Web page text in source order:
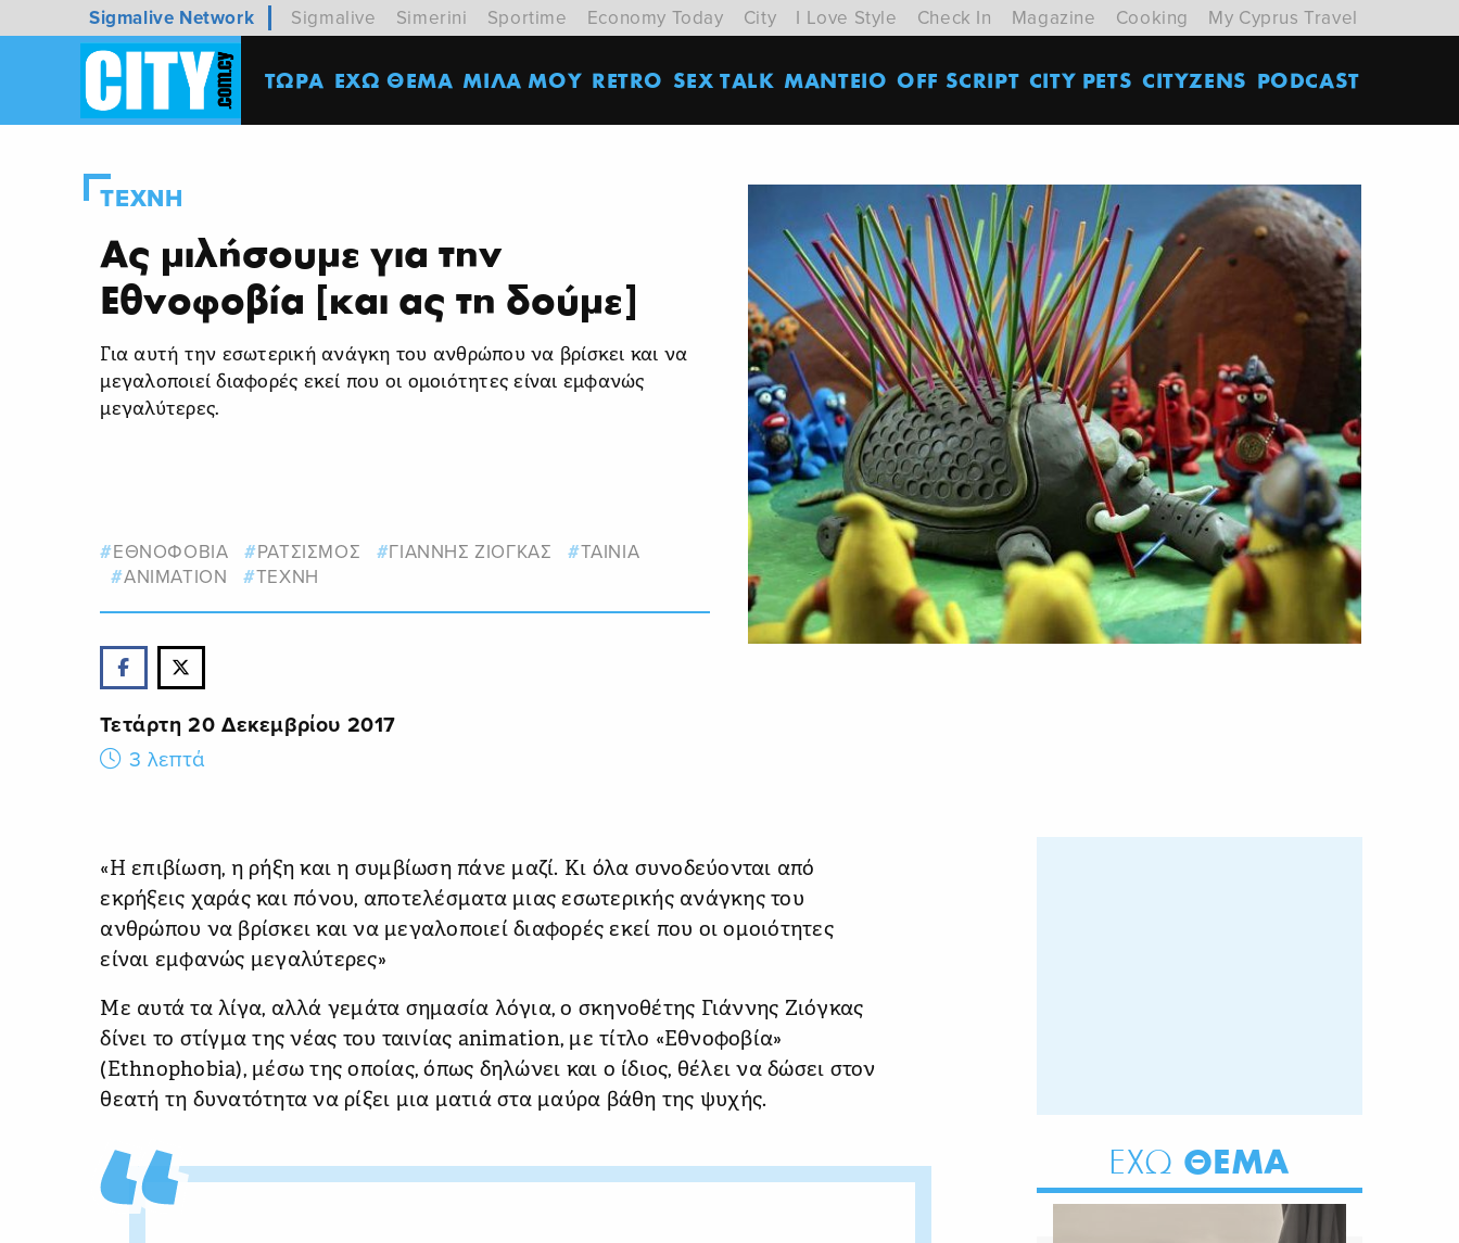
Sigmalive Network Sigmalive Simerini Sportime Economy Today City I Love Style Check In Magazine Cooking My Cyprus Travel
ΤΩΡΑ ΕΧΩ ΘΕΜΑ MΙΛΑ ΜΟΥ RETRO SEX TALK ΜΑΝΤΕΙΟ OFF SCRIPT CITY PETS CITYZENS PODCAST
ΤΕΧΝΗ
Ας μιλήσουμε για την
Εθνοφοβία [και ας τη δούμε]
Για αυτή την εσωτερική ανάγκη του ανθρώπου να βρίσκει και να
μεγαλοποιεί διαφορές εκεί που οι ομοιότητες είναι εμφανώς
μεγαλύτερες.
ΕΘΝΟΦΟΒΙΑ ΡΑΤΣΙΣΜΟΣ ΓΙΑΝΝΗΣ ΖΙΟΓΚΑΣ
ΤΑΙΝΙΑ
ANIMATION
ΤΕΧΝΗ
Τετάρτη 20 Δεκεμβρίου 2017
3 λεπτά
«Η επιβίωση, η ρήξη και η συμβίωση πάνε μαζί. Κι όλα συνοδεύονται από
εκρήξεις χαράς και πόνου, αποτελέσματα μιας εσωτερικής ανάγκης του
ανθρώπου να βρίσκει και να μεγαλοποιεί διαφορές εκεί που οι ομοιότητες
είναι εμφανώς μεγαλύτερες»
Με αυτά τα λίγα, αλλά γεμάτα σημασία λόγια, ο σκηνοθέτης Γιάννης Ζιόγκας
δίνει το στίγμα της νέας του ταινίας animation, με τίτλο «Εθνοφοβία»
(Ethnophobia), μέσω της οποίας, όπως δηλώνει και ο ίδιος, θέλει να δώσει στον
θεατή τη δυνατότητα να ρίξει μια ματιά στα µαύρα βάθη της ψυχής.
ΕΧΩ ΘΕΜΑ